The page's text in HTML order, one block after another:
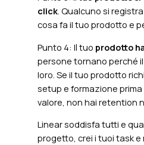
click. Qualcuno si
cosa fa il tuo prodotto e
Punto 4: Il tuo prodotto
persone tornano perché
loro. Se il tuo prodotto
setup e formazione
valore, non hai retention
Linear soddisfa tutti e
progetto, crei i tuoi task